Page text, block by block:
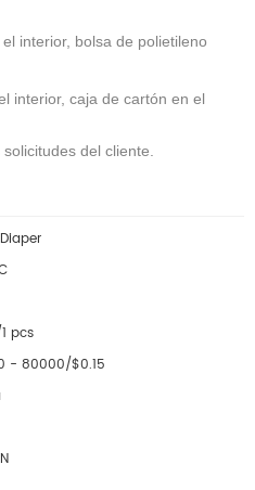
interior, bolsa de polietileno
interior, caja de cartón en el
del cliente.
pcs
- 80000/$0.15